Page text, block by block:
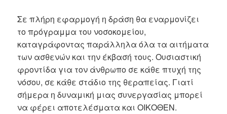
Σε πλήρη εφαρμογή η δράση θα εναρμονίζει
το πρόγραμμα του νοσοκομείου,
καταγράφοντας παράλληλα όλα τα αιτήματα
των ασθενών και την έκβασή τους. Ουσιαστική
φροντίδα για τον άνθρωπο σε κάθε πτυχή της
νόσου, σε κάθε στάδιο της θεραπείας. Γιατί
σήμερα η δυναμική μιας συνεργασίας μπορεί
να φέρει αποτελέσματα και ΟΙΚΟΘΕΝ.